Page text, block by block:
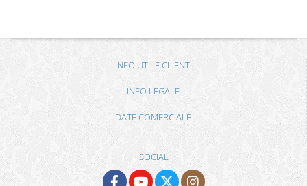
INFO UTILE CLIENTI
INFO LEGALE
DATE COMERCIALE
SOCIAL